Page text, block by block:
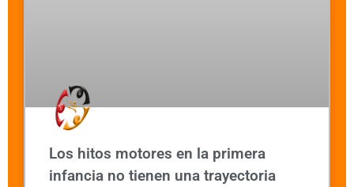
Los hitos motores en la primera
infancia no tienen una trayectoria